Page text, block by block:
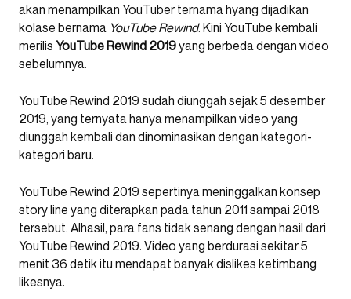
akan menampilkan YouTuber ternama hyang dijadikan
kolase bernama YouTube Rewind. Kini YouTube kembali
merilis YouTube Rewind 2019yang berbeda dengan video
sebelumnya.
YouTube Rewind 2019 sudah diunggah sejak 5 desember
2019, yang ternyata hanya menampilkan video yang
diunggah kembali dan dinominasikan dengan kategori-
kategori baru.
YouTube Rewind 2019 sepertinya meninggalkan konsep
story line yang diterapkan pada tahun 2011 sampai 2018
tersebut. Alhasil, para fans tidak senang dengan hasil dari
YouTube Rewind 2019. Video yang berdurasi sekitar 5
menit 36 detik itu mendapat banyak dislikes ketimbang
likesnya.